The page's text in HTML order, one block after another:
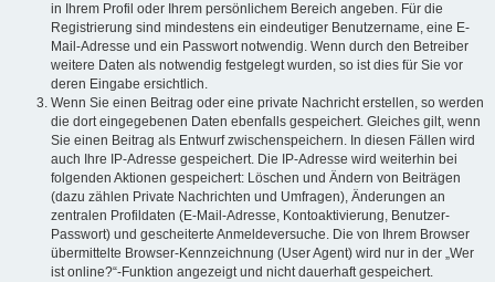
in Ihrem Profil oder Ihrem persönlichem Bereich angeben. Für die
Registrierung sind mindestens ein eindeutiger Benutzername, eine E-
Mail-Adresse und ein Passwort notwendig. Wenn durch den Betreiber
weitere Daten als notwendig festgelegt wurden, so ist dies für Sie vor
deren Eingabe ersichtlich.
Wenn Sie einen Beitrag oder eine private Nachricht erstellen, so werden
die dort eingegebenen Daten ebenfalls gespeichert. Gleiches gilt, wenn
Sie einen Beitrag als Entwurf zwischenspeichern. In diesen Fällen wird
auch Ihre IP-Adresse gespeichert. Die IP-Adresse wird weiterhin bei
folgenden Aktionen gespeichert: Löschen und Ändern von Beiträgen
(dazu zählen Private Nachrichten und Umfragen), Änderungen an
zentralen Profildaten (E-Mail-Adresse, Kontoaktivierung, Benutzer-
Passwort) und gescheiterte Anmeldeversuche. Die von Ihrem Browser
übermittelte Browser-Kennzeichnung (User Agent) wird nur in der „Wer
ist online?“-Funktion angezeigt und nicht dauerhaft gespeichert.